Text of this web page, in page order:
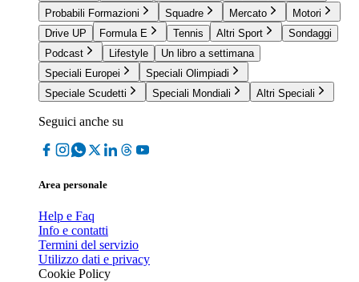
Probabili Formazioni
Squadre Mercato
Motori
Drive UP
Formula E Tennis Altri Sport
Sondaggi
Podcast
Lifestyle
Un libro a settimana
Speciali Europei
Speciali Olimpiadi
Speciale Scudetti
Speciali Mondiali Altri Speciali
Seguici anche su
Area personale
Help e Faq
Info e contatti
Termini del servizio
Utilizzo dati e privacy
Cookie Policy